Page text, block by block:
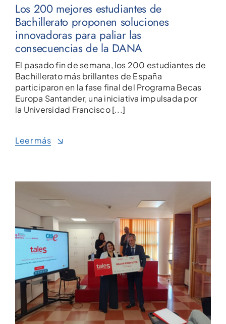
Los 200 mejores estudiantes de
Bachillerato proponen soluciones
innovadoras para paliar las
consecuencias de la DANA
El pasado fin de semana, los 200 estudiantes de
Bachillerato más brillantes de España
participaron en la fase final del Programa Becas
Europa Santander, una iniciativa impulsada por
la Universidad Francisco [...]
Leer más